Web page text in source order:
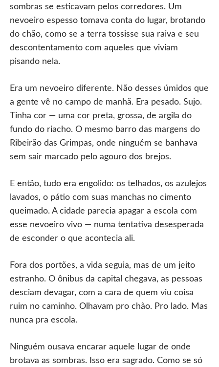
sombras se esticavam pelos corredores. Um
nevoeiro espesso tomava conta do lugar, brotando
do chão, como se a terra tossisse sua raiva e seu
descontentamento com aqueles que viviam
pisando nela.
Era um nevoeiro diferente. Não desses úmidos que
a gente vê no campo de manhã. Era pesado. Sujo.
Tinha cor — uma cor preta, grossa, de argila do
fundo do riacho. O mesmo barro das margens do
Ribeirão das Grimpas, onde ninguém se banhava
sem sair marcado pelo agouro dos brejos.
E então, tudo era engolido: os telhados, os azulejos
lavados, o pátio com suas manchas no cimento
queimado. A cidade parecia apagar a escola com
esse nevoeiro vivo — numa tentativa desesperada
de esconder o que acontecia ali.
Fora dos portões, a vida seguia, mas de um jeito
estranho. O ônibus da capital chegava, as pessoas
desciam devagar, com a cara de quem viu coisa
ruim no caminho. Olhavam pro chão. Pro lado. Mas
nunca pra escola.
Ninguém ousava encarar aquele lugar de onde
brotava as sombras. Isso era sagrado. Como se só